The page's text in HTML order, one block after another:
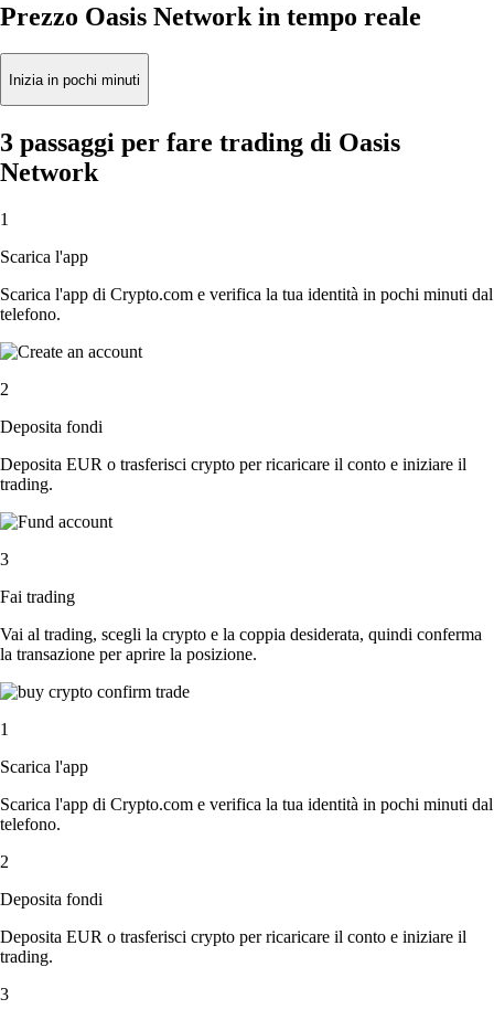
Prezzo Oasis Network in tempo reale
Inizia in pochi minuti
3 passaggi per fare trading di Oasis
Network
1
Scarica l'app
Scarica l'app di Crypto.com e verifica la tua identità in pochi minuti dal
telefono.
2
Deposita fondi
Deposita EUR o trasferisci crypto per ricaricare il conto e iniziare il
trading.
3
Fai trading
Vai al trading, scegli la crypto e la coppia desiderata, quindi conferma
la transazione per aprire la posizione.
1
Scarica l'app
Scarica l'app di Crypto.com e verifica la tua identità in pochi minuti dal
telefono.
2
Deposita fondi
Deposita EUR o trasferisci crypto per ricaricare il conto e iniziare il
trading.
3